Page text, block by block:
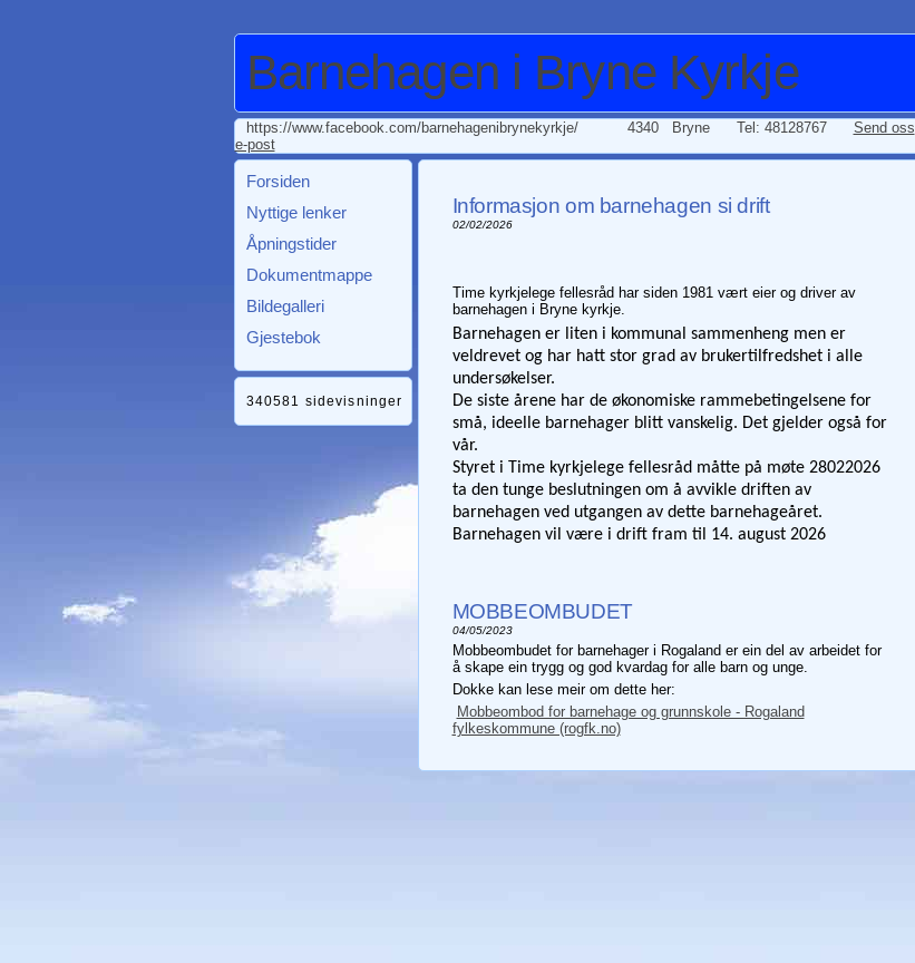
Barnehagen i Bryne Kyrkje
https://www.facebook.com/barnehagenibrynekyrkje/ 4340 Bryne Tel: 48128767
Send oss
e-post
Forsiden
Nyttige lenker
Åpningstider
Dokumentmappe
Bildegalleri
Gjestebok
340581 sidevisninger
Informasjon om barnehagen si drift
02/02/2026
Time kyrkjelege fellesråd har siden 1981 vært eier og driver av
barnehagen i Bryne kyrkje.
Barnehagen er liten i kommunal sammenheng men er
veldrevet og har hatt stor grad av brukertilfredshet i alle
undersøkelser.
De siste årene har de økonomiske rammebetingelsene for
små, ideelle barnehager blitt vanskelig. Det gjelder også for
vår.
Styret i Time kyrkjelege fellesråd måtte på møte 28022026
ta den tunge beslutningen om å avvikle driften av
barnehagen ved utgangen av dette barnehageåret.
Barnehagen vil være i drift fram til 14. august 2026
MOBBEOMBUDET
04/05/2023
Mobbeombudet for barnehager i Rogaland er ein del av arbeidet for
å skape ein trygg og god kvardag for alle barn og unge.
Dokke kan lese meir om dette her:
Mobbeombod for barnehage og grunnskole - Rogaland
fylkeskommune (rogfk.no)